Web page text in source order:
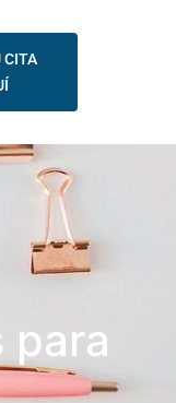
CITA
para